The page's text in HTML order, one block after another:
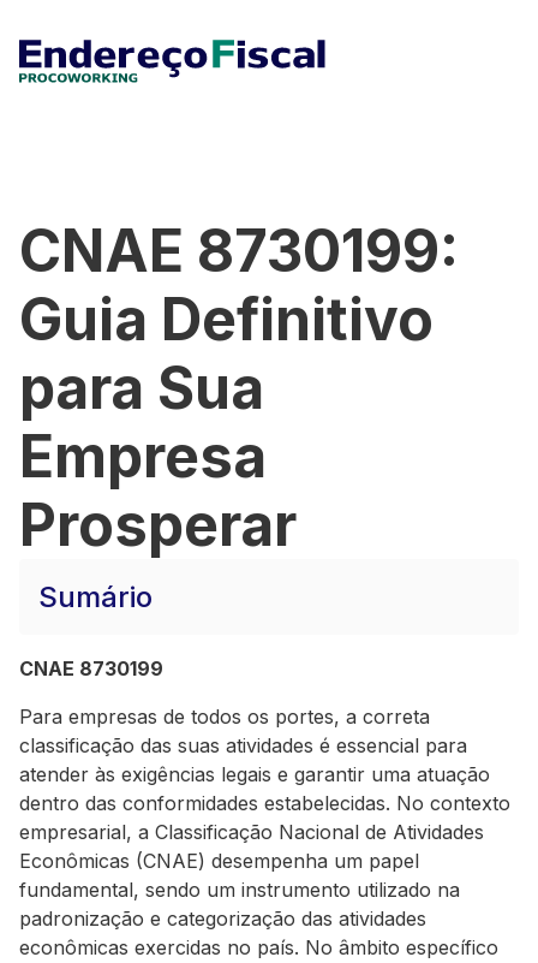
CNAE 8730199:
Guia Definitivo
para Sua
Empresa
Prosperar
Sumário
CNAE 8730199
Para empresas de todos os portes, a correta
classificação das suas atividades é essencial para
atender às exigências legais e garantir uma atuação
dentro das conformidades estabelecidas. No contexto
empresarial, a Classificação Nacional de Atividades
Econômicas (CNAE) desempenha um papel
fundamental, sendo um instrumento utilizado na
padronização e categorização das atividades
econômicas exercidas no país. No âmbito específico